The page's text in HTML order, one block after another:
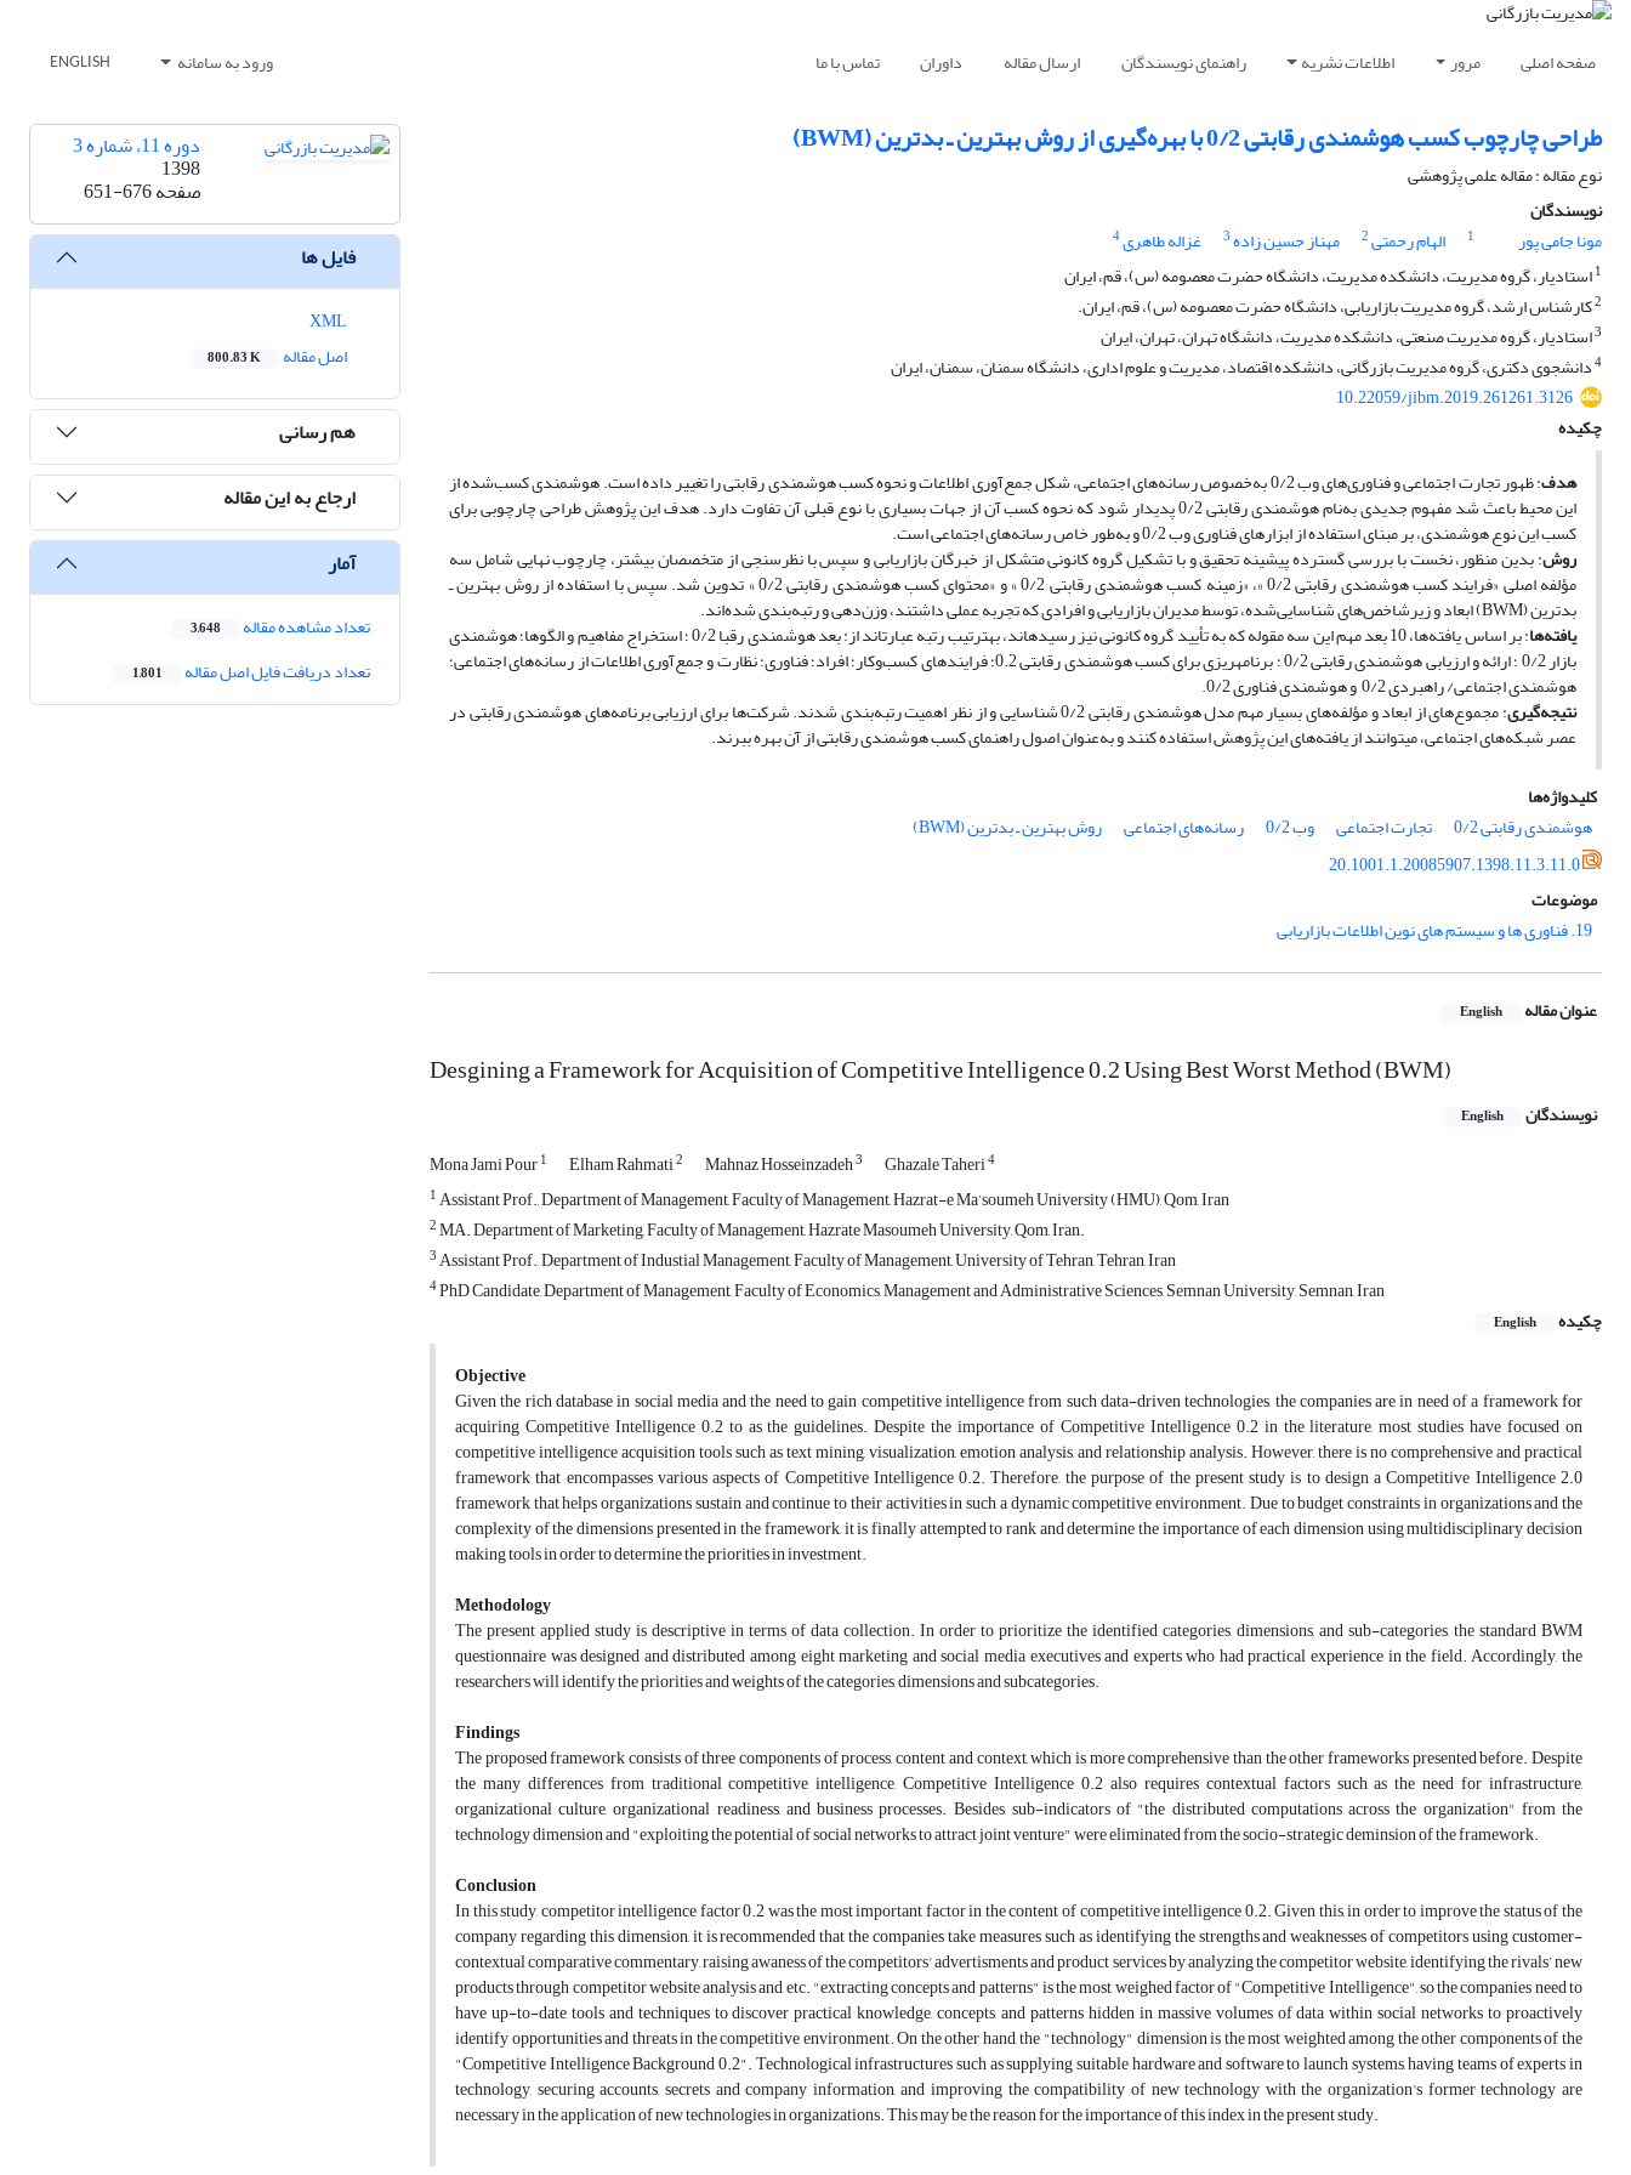
صفحه اصلی مرور اطلاعات نشریه راهنمای نویسندگان ارسال مقاله داوران تماس با ما ورود به سامانه ENGLISH
طراحی چارچوب کسب هوشمندی رقابتی 0/2 با بهره‌گیری از روش بهترین ـ بدترین (BWM)
نوع مقاله : مقاله علمی پژوهشی
نویسندگان
مونا جامی پور
1 الهام رحمتی2 مهناز حسین زاده3 غزاله طاهری4
1استادیار، گروه مدیریت، دانشکده مدیریت، دانشگاه حضرت معصومه (س)، قم، ایران
2کارشناس ارشد، گروه مدیریت بازاریابی، دانشگاه حضرت معصومه (س)، قم، ایران.
3استادیار، گروه مدیریت صنعتی، دانشکده مدیریت، دانشگاه تهران، تهران، ایران
4دانشجوی دکتری، گروه مدیریت بازرگانی، دانشکده اقتصاد، مدیریت و علوم اداری، دانشگاه سمنان، سمنان، ایران
10.22059/jibm.2019.261261.3126
چکیده
هدف
: ظهور تجارت اجتماعی و فناوری‌های وب 0/2 به‌خصوص رسانه‌های اجتماعی، شکل جمع‌آوری اطلاعات و نحوه کسب هوشمندی رقابتی را تغییر داده است. هوشمندی کسب‌شده از
این محیط باعث شد مفهوم جدیدی به‌نام هوشمندی رقابتی 0/2 پدیدار شود که نحوه کسب آن از جهات بسیاری با نوع قبلی آن تفاوت دارد. هدف این پژوهش طراحی چارچوبی برای
کسب این نوع هوشمندی، بر مبنای استفاده از ابزارهای فناوری وب 0/2 و به‌طور خاص رسانه‌های اجتماعی است.
روش: بدین منظور، نخست با بررسی گسترده پیشینه تحقیق و با تشکیل گروه کانونی متشکل از خبرگان بازاریابی و سپس با نظرسنجی از متخصصان بیشتر، چارچوب نهایی شامل سه
مؤلفه اصلی «فرایند کسب هوشمندی رقابتی 0/2 »، «زمینه کسب هوشمندی رقابتی 0/2 » و «محتوای کسب هوشمندی رقابتی 0/2 » تدوین شد. سپس با استفاده از روش بهترین ـ
بدترین (BWM) ابعاد و زیرشاخص‌های شناسایی‌شده، توسط مدیران بازاریابی و افرادی که تجربه عملی داشتند، وزن‌دهی و رتبه‌بندی شده‌اند.
یافته‌ها : بر اساس یافته‌ها، 10 بعد مهم این سه مقوله که به تأیید گروه کانونی نیز رسیده‎اند، به‎ترتیب رتبه عبارت‎اند از: بعد هوشمندی رقبا 0/2 ؛ استخراج مفاهیم و الگوها؛ هوشمندی
بازار 0/2 ؛ ارائه و ارزیابی هوشمندی رقابتی 0/2 ؛ برنامه­ریزی برای کسب هوشمندی رقابتی 0.2؛ فرایندهای کسب‌وکار؛ افراد؛ فناوری؛ نظارت و جمع‌آوری اطلاعات از رسانه‌های اجتماعی؛
هوشمندی اجتماعی/ راهبردی 0/2 و هوشمندی فناوری 0/2.
نتیجه‌گیری : مجموع‌ه­ای از ابعاد و مؤلفه‌های بسیار مهم مدل هوشمندی رقابتی 0/2 شناسایی و از نظر اهمیت رتبه­‌بندی شدند. شرکت‌ها برای ارزیابی برنامه‌های هوشمندی رقابتی در
عصر شبکه‌های اجتماعی، می‎توانند از یافته‌های این پژوهش استفاده کنند و به‌عنوان اصول راهنمای کسب هوشمندی رقابتی از آن بهره ببرند.
کلیدواژه‌ها
هوشمندی رقابتی 0/2
تجارت اجتماعی وب 0/2 رسانه‌های اجتماعی
روش بهترین ـ بدترین (BWM)
20.1001.1.20085907.1398.11.3.11.0
موضوعات
19. فناوری ها و سیستم های نوین اطلاعات بازاریابی
عنوان مقاله English
Desgining a Framework for Acquisition of Competitive Intelligence 0.2 Using Best Worst Method (BWM)
نویسندگان English
Mona Jami Pour1 Elham Rahmati2 Mahnaz Hosseinzadeh3 Ghazale Taheri4
1Assistant Prof., Department of Management, Faculty of Management, Hazrat-e Ma’soumeh University (HMU), Qom, Iran
2MA. Department of Marketing, Faculty of Management, Hazrate Masoumeh University, Qom, Iran.
3Assistant Prof., Department of Industial Management, Faculty of Management, University of Tehran, Tehran, Iran
4PhD Candidate, Department of Management, Faculty of Economics, Management and Administrative Sciences, Semnan University, Semnan, Iran
چکیده
English
Objective
Given the rich database in social media and the need to gain competitive intelligence from such data-driven technologies, the companies are in need of a framework for
acquiring Competitive Intelligence 0.2 to as the guidelines. Despite the importance of Competitive Intelligence 0.2 in the literature, most studies have focused on
competitive intelligence acquisition tools such as text mining, visualization, emotion analysis, and relationship analysis. However, there is no comprehensive and practical
framework that encompasses various aspects of Competitive Intelligence 0.2. Therefore, the purpose of the present study is to design a Competitive Intelligence 2.0
framework that helps organizations sustain and continue to their activities in such a dynamic competitive environment. Due to budget constraints in organizations and the
complexity of the dimensions presented in the framework, it is finally attempted to rank and determine the importance of each dimension using multidisciplinary decision
making tools in order to determine the priorities in investment.
Methodology
The present applied study is descriptive in terms of data collection. In order to prioritize the identified categories, dimensions, and sub-categories, the standard BWM
questionnaire was designed and distributed among eight marketing and social media executives and experts who had practical experience in the field. Accordingly, the
researchers will identify the priorities and weights of the categories, dimensions and subcategories.
Findings
The proposed framework consists of three components of process, content and context, which is more comprehensive than the other frameworks presented before. Despite
the many differences from traditional competitive intelligence, Competitive Intelligence 0.2 also requires contextual factors such as the need for infrastructure,
organizational culture, organizational readiness, and business processes. Besides, sub-indicators of "the distributed computations across the organization" from the
technology dimension and "exploiting the potential of social networks to attract joint venture" were eliminated from the socio-strategic deminsion of the framework.
Conclusion
In this study, competitor intelligence factor 0.2 was the most important factor in the content of competitive intelligence 0.2. Given this, in order to improve the status of the
company regarding this dimension, it is recommended that the companies take measures such as identifying the strengths and weaknesses of competitors using customer-
contextual comparative commentary, raising awaness of the competitors' advertisments and product services by analyzing the competitor website, identifying the rivals’ new
products through competitor website analysis and etc. "extracting concepts and patterns" is the most weighed factor of "Competitive Intelligence", so the companies need to
have up-to-date tools and techniques to discover practical knowledge, concepts, and patterns hidden in massive volumes of data within social networks to proactively
identify opportunities and threats in the competitive environment. On the other hand, the "technology" dimension is the most weighted among the other components of the
"Competitive Intelligence Background 0.2". Technological infrastructures such as supplying suitable hardware and software to launch systems, having teams of experts in
technology, securing accounts, secrets and company information, and improving the compatibility of new technology with the organization's former technology are
necessary in the application of new technologies in organizations. This may be the reason for the importance of this index in the present study.
دوره 11، شماره 3
1398
صفحه651-676
فایل ها
اصل مقاله
800.83 K
هم رسانی
ارجاع به این مقاله
آمار
تعداد مشاهده مقاله 3,648
تعداد دریافت فایل اصل مقاله 1,801